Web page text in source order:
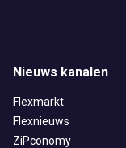
Nieuws kanalen
Flexmarkt
Flexnieuws
ZiPconomy